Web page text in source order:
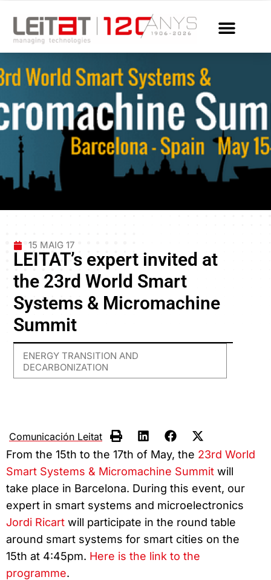
15 MAIG 17
LEITAT’s expert invited at
the 23rd World Smart
Systems & Micromachine
Summit
ENERGY TRANSITION AND
DECARBONIZATION
Comunicación Leitat
From the 15th to the 17th of May, the 23rd World
Smart Systems & Micromachine Summit will
take place in Barcelona. During this event, our
expert in smart systems and microelectronics
Jordi Ricart will participate in the round table
around smart systems for smart cities on the
15th at 4:45pm. Here is the link to the
programme.